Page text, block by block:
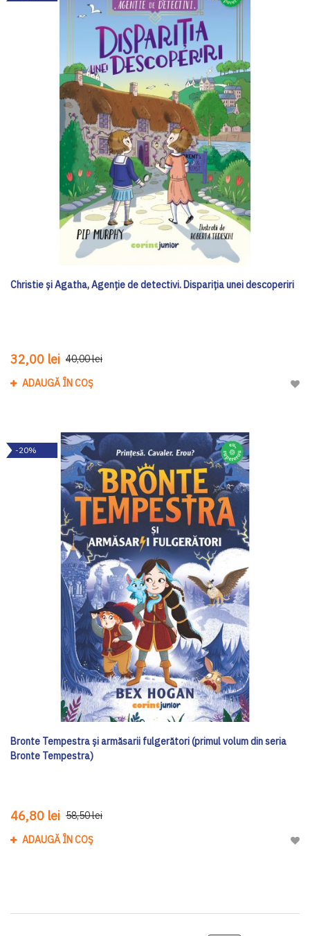
Christie și Agatha, Agenție de detectivi. Dispariția unei descoperiri
32,00 lei 40,00 lei
ADAUGĂ ÎN COȘ
-20%
Bronte Tempestra și armăsarii fulgerători (primul volum din seria
Bronte Tempestra)
46,80 lei 58,50 lei
ADAUGĂ ÎN COȘ